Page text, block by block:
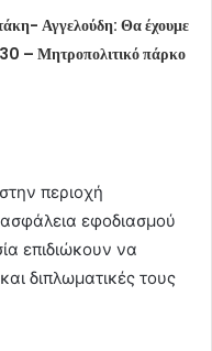
Αγγελούδη: Θα έχουμε
– Μητροπολιτικό πάρκο
περιοχή
εφοδιασμού
επιδιώκουν να
διπλωματικές τους